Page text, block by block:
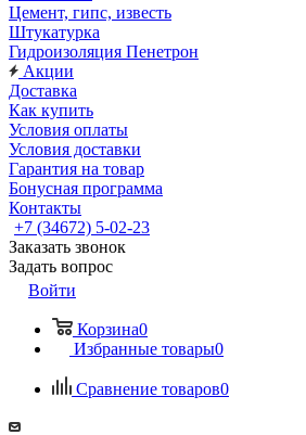
Цемент, гипс, известь
Штукатурка
Гидроизоляция Пенетрон
Акции
Доставка
Как купить
Условия оплаты
Условия доставки
Гарантия на товар
Бонусная программа
Контакты
+7 (34672) 5-02-23
Заказать звонок
Задать вопрос
Войти
Корзина0
Избранные товары0
Сравнение товаров0